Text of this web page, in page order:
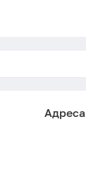
Адреса